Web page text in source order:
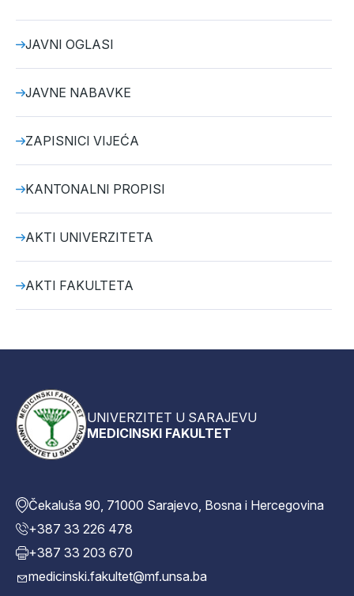
JAVNI OGLASI
JAVNE NABAVKE
ZAPISNICI VIJEĆA
KANTONALNI PROPISI
AKTI UNIVERZITETA
AKTI FAKULTETA
UNIVERZITET U SARAJEVU
MEDICINSKI FAKULTET
Čekaluša 90, 71000 Sarajevo, Bosna i Hercegovina
+387 33 226 478
+387 33 203 670
medicinski.fakultet@mf.unsa.ba